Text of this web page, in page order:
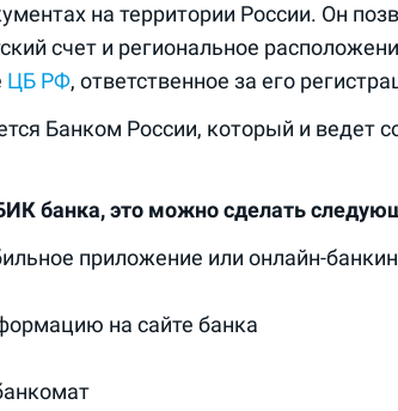
на территории России. Он
счет и региональное
ЦБ РФ, ответственное за его
Банком России, который и ведет
банка, это можно сделать
приложение или онлайн-
на сайте банка